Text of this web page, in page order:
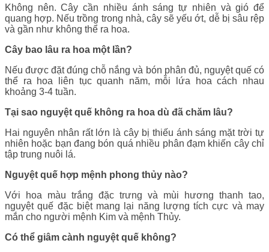
Không nên. Cây cần nhiều ánh sáng tự nhiên và gió để
quang hợp. Nếu trồng trong nhà, cây sẽ yếu ớt, dễ bị sâu rệp
và gần như không thể ra hoa.
Cây bao lâu ra hoa một lần?
Nếu được đặt đúng chỗ nắng và bón phân đủ, nguyệt quế có
thể ra hoa liên tục quanh năm, mỗi lứa hoa cách nhau
khoảng 3-4 tuần.
Tại sao nguyệt quế không ra hoa dù đã chăm lâu?
Hai nguyên nhân rất lớn là cây bị thiếu ánh sáng mặt trời tự
nhiên hoặc bạn đang bón quá nhiều phân đạm khiến cây chỉ
tập trung nuôi lá.
Nguyệt quế hợp mệnh phong thủy nào?
Với hoa màu trắng đặc trưng và mùi hương thanh tao,
nguyệt quế đặc biệt mang lại năng lượng tích cực và may
mắn cho người mệnh Kim và mệnh Thủy.
Có thể giâm cành nguyệt quế không?